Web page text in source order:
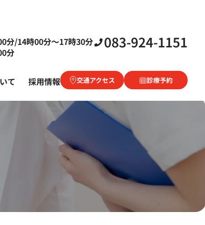
分/14時00分〜17時30分
分
083-924-1151
て 採用情報 交通アクセス 診療予約